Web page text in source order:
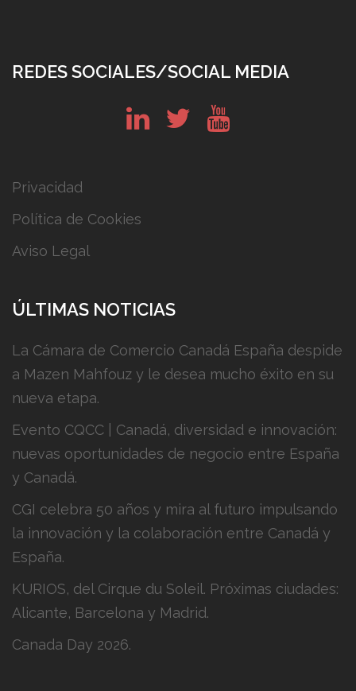
REDES SOCIALES/SOCIAL MEDIA
Privacidad
Política de Cookies
Aviso Legal
ÚLTIMAS NOTICIAS
La Cámara de Comercio Canadá España despide
a Mazen Mahfouz y le desea mucho éxito en su
nueva etapa.
Evento CQCC | Canadá, diversidad e innovación:
nuevas oportunidades de negocio entre España
y Canadá.
CGI celebra 50 años y mira al futuro impulsando
la innovación y la colaboración entre Canadá y
España.
KURIOS, del Cirque du Soleil. Próximas ciudades:
Alicante, Barcelona y Madrid.
Canada Day 2026.